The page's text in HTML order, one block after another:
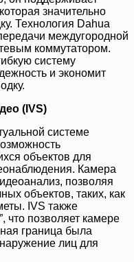
значительно
Технология Dahua
междугородной
коммутатором.
систему
и экономит
(IVS)
системе
объектов для
Камера
позволяя
объектов, таких, как
IVS также
что позволяет камере
граница была
лиц для